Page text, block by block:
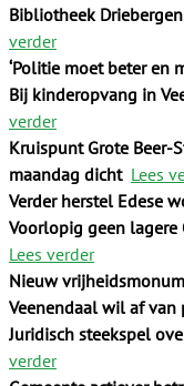
Bibliotheek
verder
‘Politie moet beter en
Bij kinderopvang in
verder
Kruispunt Grote Beer-
maandag dicht Lees
Verder herstel Edese
Voorlopig geen lagere
Lees verder
Nieuw
Veenendaal wil af van
Juridisch steekspel
verder